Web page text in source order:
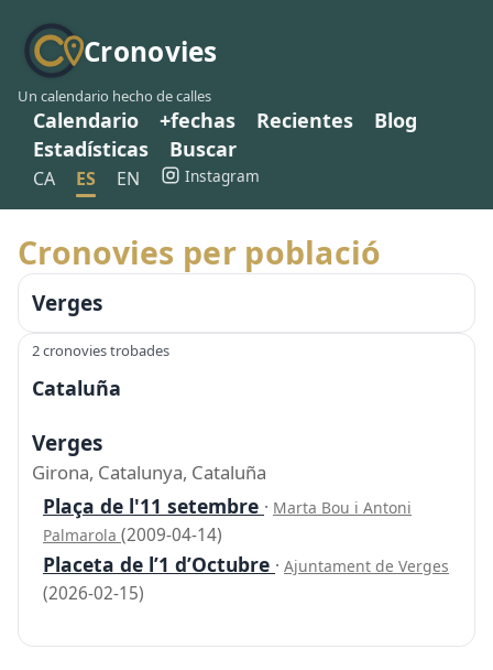
Cronovies
Un calendario hecho de calles
Calendario +fechas Recientes
Blog
Estadísticas
Buscar
CA ES EN Instagram
Cronovies per població
Verges
2 cronovies trobades
Cataluña
Verges
Girona, Catalunya, Cataluña
Plaça de l'11 setembre · Marta Bou i Antoni
Palmarola (2009-04-14)
Placeta de l’1 d’Octubre · Ajuntament de Verges
(2026-02-15)